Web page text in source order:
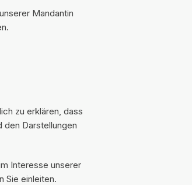
Mandantin
zu erklären, dass
den Darstellungen
Interesse unserer
Sie einleiten.